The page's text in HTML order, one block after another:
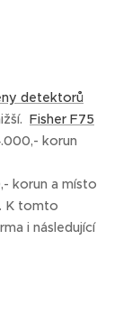
detektorů
Fisher F75
korun
korun a místo
K tomto
i následující